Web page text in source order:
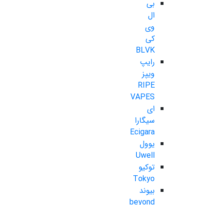
بی
ال
وی
کی
BLVK
رایپ
ویپز
RIPE
VAPES
ای
سیگارا
Ecigara
یوول
Uwell
توکیو
Tokyo
بیوند
beyond